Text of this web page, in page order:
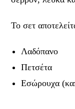
Το σετ
Λαδόπανο
Πετσέτα
Εσώρουχα